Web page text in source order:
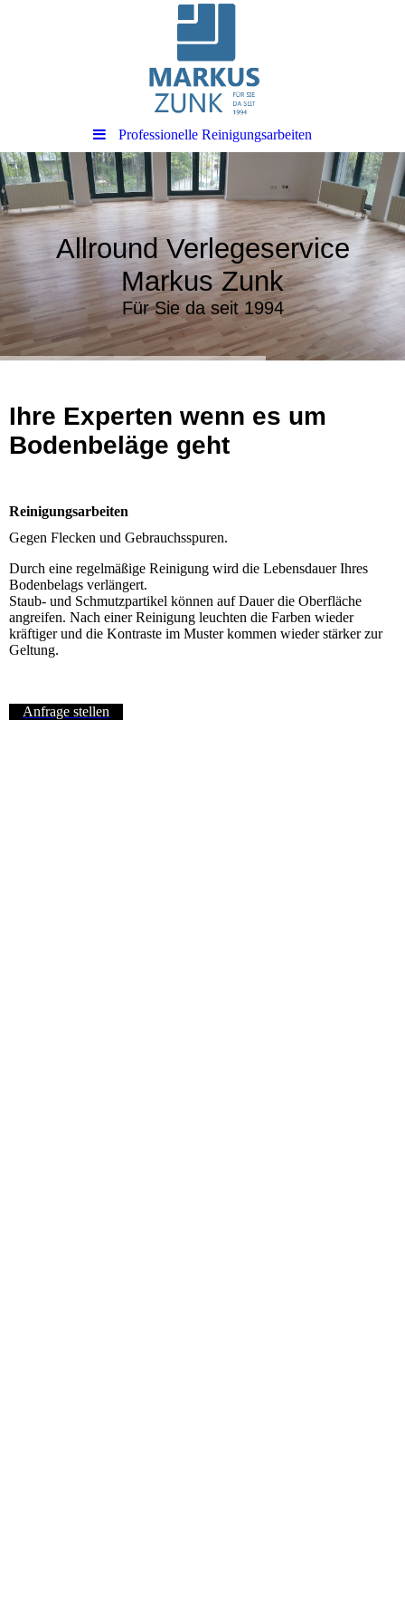
Professionelle Reinigungsarbeiten
Allround Verlegeservice
Markus Zunk
Für Sie da seit 1994
Ihre Experten wenn es um
Bodenbeläge geht
Reinigungsarbeiten
Gegen Flecken und Gebrauchsspuren.
Durch eine regelmäßige Reinigung wird die Lebensdauer Ihres
Bodenbelags verlängert.
Staub- und Schmutzpartikel können auf Dauer die Oberfläche
angreifen. Nach einer Reinigung leuchten die Farben wieder
kräftiger und die Kontraste im Muster kommen wieder stärker zur
Geltung.
Anfrage stellen